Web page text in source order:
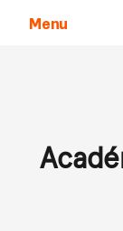
Menu